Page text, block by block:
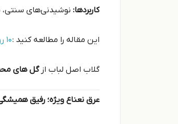
کاربردها: نوشیدنی‌های سنتی،
این مقاله را مطالعه کنید :
گلاب اصل لباب ازگل های
عرق نعناع ویژه؛ رفیق